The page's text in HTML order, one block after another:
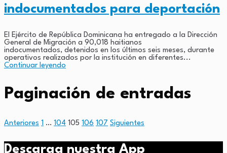
indocumentados para deportación
El Ejército de República Dominicana ha entregado a la Dirección
General de Migración a 90,018 haitianos
indocumentados, detenidos en los últimos seis meses, durante
operativos realizados por la institución en diferentes...
Continuar leyendo
Paginación de entradas
Anteriores 1 … 104 105 106 107 Siguientes
Descarga nuestra App